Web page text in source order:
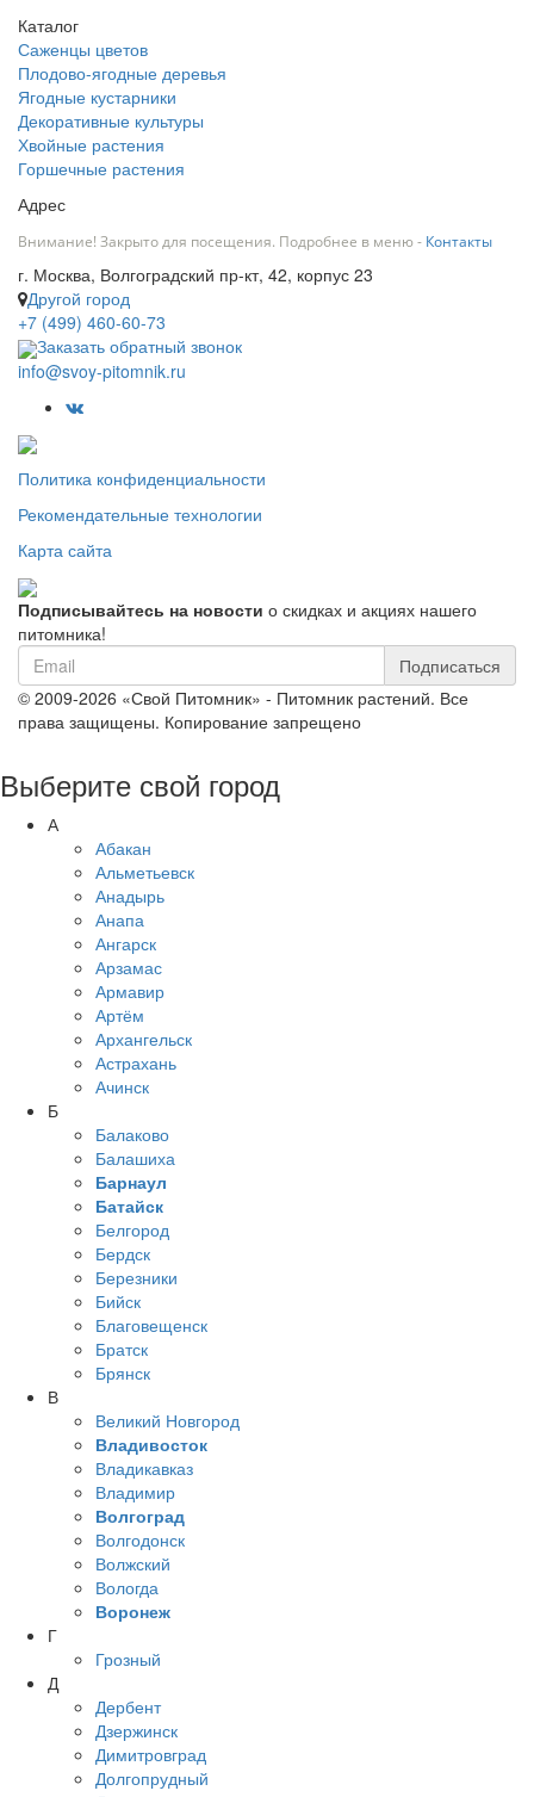
Каталог
Саженцы цветов
Плодово-ягодные деревья
Ягодные кустарники
Декоративные культуры
Хвойные растения
Горшечные растения
Адрес
Внимание! Закрыто для посещения. Подробнее в меню - Контакты
г. Москва, Волгоградский пр-кт, 42, корпус 23
Другой город
+7 (499) 460-60-73
Заказать обратный звонок
info@svoy-pitomnik.ru
Политика конфиденциальности
Рекомендательные технологии
Карта сайта
Подписывайтесь на новости о скидках и акциях нашего
питомника!
Подписаться
© 2009-2026 «Свой Питомник» - Питомник растений. Все
права защищены. Копирование запрещено
Выберите свой город
А
Абакан
Альметьевск
Анадырь
Анапа
Ангарск
Арзамас
Армавир
Артём
Архангельск
Астрахань
Ачинск
Б
Балаково
Балашиха
Барнаул
Батайск
Белгород
Бердск
Березники
Бийск
Благовещенск
Братск
Брянск
В
Великий Новгород
Владивосток
Владикавказ
Владимир
Волгоград
Волгодонск
Волжский
Вологда
Воронеж
Г
Грозный
Д
Дербент
Дзержинск
Димитровград
Долгопрудный